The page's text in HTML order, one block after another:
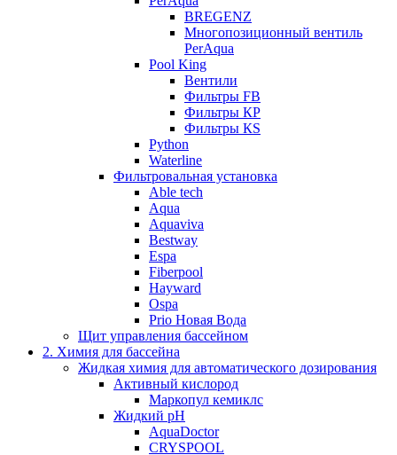
BREGENZ
Многопозиционный вентиль
PerAqua
Pool King
Вентили
Фильтры FB
Фильтры КP
Фильтры КS
Python
Waterline
Фильтровальная установка
Able tech
Aqua
Aquaviva
Bestway
Espa
Fiberpool
Hayward
Ospa
Prio Новая Вода
Щит управления бассейном
2. Химия для бассейна
Жидкая химия для автоматического дозирования
Активный кислород
Маркопул кемиклс
Жидкий pH
AquaDoctor
CRYSPOOL